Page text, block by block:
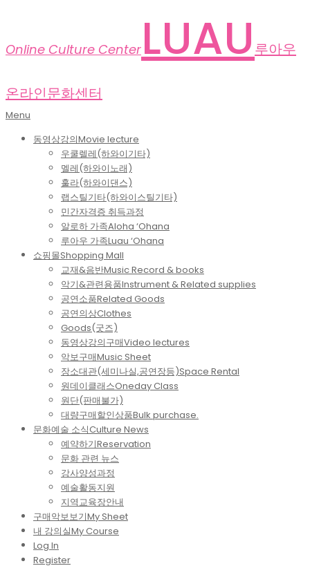
Online Culture Center LUAU 루아우
온라인문화센터
Primary
Menu
Menu
동영상강의Movie lecture
우쿨렐레(하와이기타)
멜레(하와이노래)
훌라(하와이댄스)
랩스틸기타(하와이스틸기타)
민간자격증 취득과정
알로하 가족Aloha ‘Ohana
루아우 가족Luau ‘Ohana
쇼핑몰Shopping Mall
교재&음반Music Record & books
악기&관련용품Instrument & Related supplies
공연소품Related Goods
공연의상Clothes
Goods(굿즈)
동영상강의구매Video lectures
악보구매Music Sheet
장소대관(세미나실,공연장등)Space Rental
원데이클래스Oneday Class
원단(판매불가)
대량구매할인상품Bulk purchase.
문화예술 소식Culture News
예약하기Reservation
문화 관련 뉴스
강사양성과정
예술활동지원
지역교육장안내
구매악보보기My Sheet
내 강의실My Course
Log In
Register